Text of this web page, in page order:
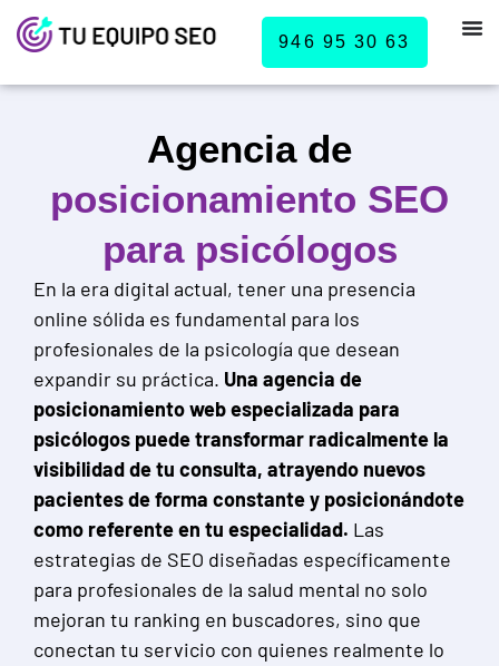
946 95 30 63
Agencia de
posicionamiento SEO
para psicólogos
En la era digital actual, tener una presencia
online sólida es fundamental para los
profesionales de la psicología que desean
expandir su práctica. Una agencia de
posicionamiento web especializada para
psicólogos puede transformar radicalmente la
visibilidad de tu consulta, atrayendo nuevos
pacientes de forma constante y posicionándote
como referente en tu especialidad. Las
estrategias de SEO diseñadas específicamente
para profesionales de la salud mental no solo
mejoran tu ranking en buscadores, sino que
conectan tu servicio con quienes realmente lo